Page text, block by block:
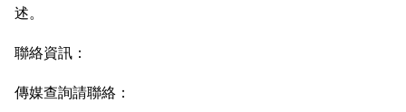
述。
聯絡資訊：
傳媒查詢請聯絡：